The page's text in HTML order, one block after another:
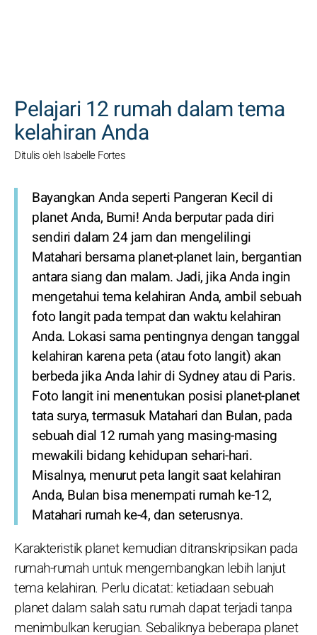
Pelajari 12 rumah dalam tema
kelahiran Anda
Ditulis oleh Isabelle Fortes
Bayangkan Anda seperti Pangeran Kecil di
planet Anda, Bumi! Anda berputar pada diri
sendiri dalam 24 jam dan mengelilingi
Matahari bersama planet-planet lain, bergantian
antara siang dan malam. Jadi, jika Anda ingin
mengetahui tema kelahiran Anda, ambil sebuah
foto langit pada tempat dan waktu kelahiran
Anda. Lokasi sama pentingnya dengan tanggal
kelahiran karena peta (atau foto langit) akan
berbeda jika Anda lahir di Sydney atau di Paris.
Foto langit ini menentukan posisi planet-planet
tata surya, termasuk Matahari dan Bulan, pada
sebuah dial 12 rumah yang masing-masing
mewakili bidang kehidupan sehari-hari.
Misalnya, menurut peta langit saat kelahiran
Anda, Bulan bisa menempati rumah ke-12,
Matahari rumah ke-4, dan seterusnya.
Karakteristik planet kemudian ditranskripsikan pada
rumah-rumah untuk mengembangkan lebih lanjut
tema kelahiran. Perlu dicatat: ketiadaan sebuah
planet dalam salah satu rumah dapat terjadi tanpa
menimbulkan kerugian. Sebaliknya beberapa planet